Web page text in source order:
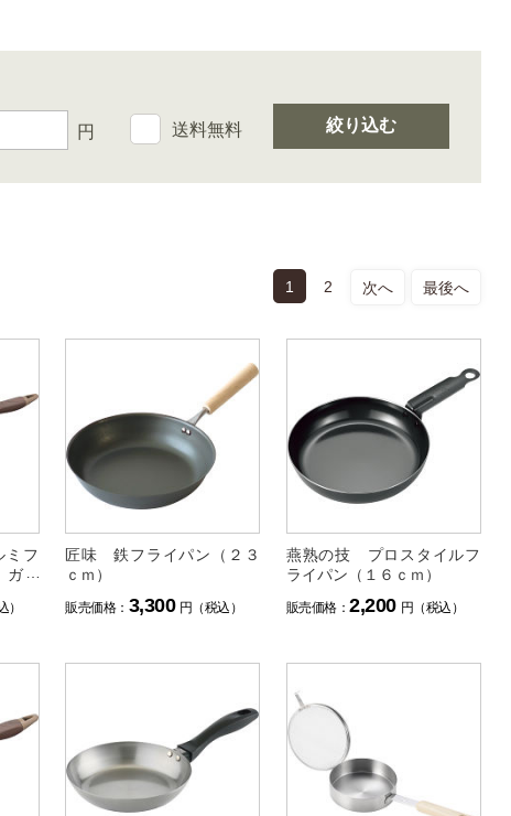
円 送料無料 絞り込む
1 2 次へ 最後へ
フ
ガラ
）
匠味 鉄フライパン（２３
ｃｍ）
販売価格： 3,300 円（税込）
燕熟の技 プロスタイルフ
ライパン（１６ｃｍ）
販売価格：2,200 円（税込）